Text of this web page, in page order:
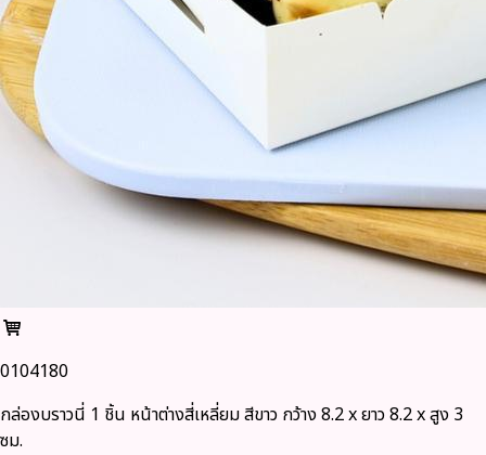
0104180
กล่องบราวนี่ 1 ชิ้น หน้าต่างสี่เหลี่ยม สีขาว กว้าง 8.2 x ยาว 8.2 x สูง 3
ซม.